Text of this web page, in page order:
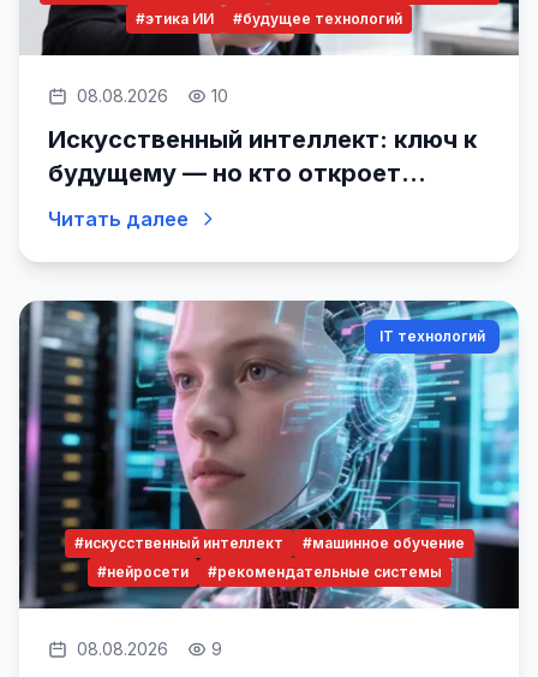
#этика ИИ
#будущее технологий
08.08.2026 10
Искусственный интеллект: ключ к
будущему — но кто откроет
дверь?
Читать далее
IT технологий
#искусственный интеллект
#машинное обучение
#нейросети
#рекомендательные системы
08.08.2026 9